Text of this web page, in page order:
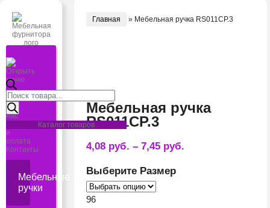
Открыть
меню
Главная
О
нас
и
оплата
Контакты
Мебельные
ручки
Поиск
товаров
Каталог товаров
Главная » Мебельная ручка RS011CP.3
Мебельная ручка
RS011CP.3
4,08 руб. –7,45 руб.
Размер
96